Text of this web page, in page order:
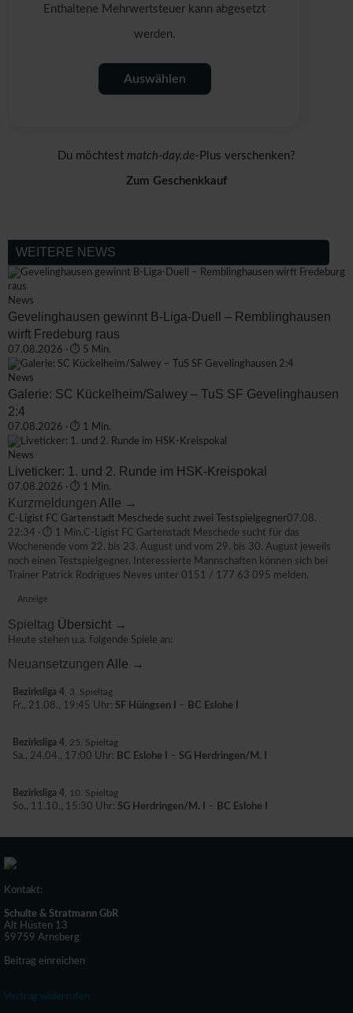
Enthaltene Mehrwertsteuer kann abgesetzt
werden.
Auswählen
Du möchtest match-day.de-Plus verschenken?
Zum Geschenkkauf
WEITERE NEWS
News
Gevelinghausen gewinnt B-Liga-Duell – Remblinghausen
wirft Fredeburg raus
07.08.2026 · ⏱ 5 Min.
News
Galerie: SC Kückelheim/Salwey – TuS SF Gevelinghausen
2:4
07.08.2026 · ⏱ 1 Min.
News
Liveticker: 1. und 2. Runde im HSK-Kreispokal
07.08.2026 · ⏱ 1 Min.
Kurzmeldungen Alle →
C-Ligist FC Gartenstadt Meschede sucht zwei Testspielgegner07.08.
22:34 · ⏱ 1 Min.C-Ligist FC Gartenstadt Meschede sucht für das
Wochenende vom 22. bis 23. August und vom 29. bis 30. August jeweils
noch einen Testspielgegner. Interessierte Mannschaften können sich bei
Trainer Patrick Rodrigues Neves unter 0151 / 177 63 095 melden.
Anzeige
Spieltag Übersicht →
Heute stehen u.a. folgende Spiele an:
Neuansetzungen Alle →
Bezirksliga 4 , 3. Spieltag
Fr., 21.08., 19:45 Uhr: SF Hüingsen I – BC Eslohe I
Bezirksliga 4 , 25. Spieltag
Sa., 24.04., 17:00 Uhr: BC Eslohe I – SG Herdringen/M. I
Bezirksliga 4 , 10. Spieltag
So., 11.10., 15:30 Uhr: SG Herdringen/M. I – BC Eslohe I
Kontakt:
Schulte & Stratmann GbR
Alt Hüsten 13
59759 Arnsberg
Beitrag einreichen
Vertrag widerrufen